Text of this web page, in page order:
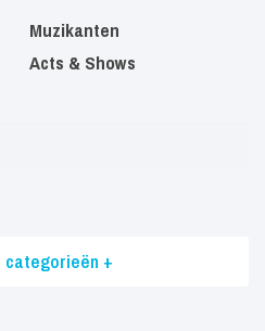
Muzikanten
Acts & Shows
categorieën +